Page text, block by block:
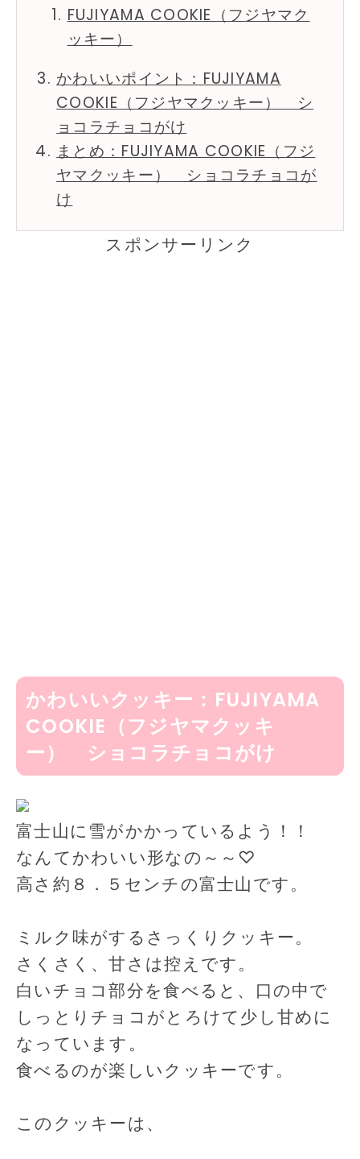
FUJIYAMA COOKIE（フジヤマク
ッキー）
かわいいポイント：FUJIYAMA
COOKIE（フジヤマクッキー） シ
ョコラチョコがけ
まとめ：FUJIYAMA COOKIE（フジ
ヤマクッキー） ショコラチョコが
け
スポンサーリンク
かわいいクッキー：FUJIYAMA
COOKIE（フジヤマクッキ
ー） ショコラチョコがけ
富士山に雪がかかっているよう！！
なんてかわいい形なの～～♡
高さ約８．５センチの富士山です。
ミルク味がするさっくりクッキー。
さくさく、甘さは控えです。
白いチョコ部分を食べると、口の中で
しっとりチョコがとろけて少し甘めに
なっています。
食べるのが楽しいクッキーです。
このクッキーは、